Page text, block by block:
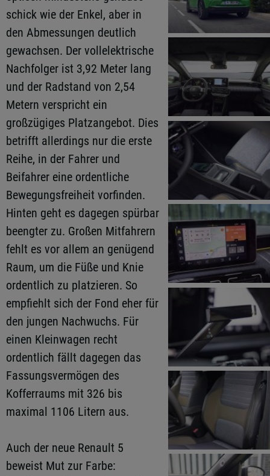
schick wie der Enkel, aber in
den Abmessungen deutlich
gewachsen. Der vollelektrische
Nachfolger ist 3,92 Meter lang
und der Radstand von 2,54
Metern verspricht ein
großzügiges Platzangebot. Dies
betrifft allerdings nur die erste
Reihe, in der Fahrer und
Beifahrer eine ordentliche
Bewegungsfreiheit vorfinden.
Hinten geht es dagegen spürbar
beengter zu. Großen Mitfahrern
fehlt es vor allem an genügend
Raum, um die Füße und Knie
ordentlich zu platzieren. So
empfiehlt sich der Fond eher für
den jungen Nachwuchs. Für
einen Kleinwagen recht
ordentlich fällt dagegen das
Fassungsvermögen des
Kofferraums mit 326 bis
maximal 1106 Litern aus.
Auch der neue Renault 5
beweist Mut zur Farbe: